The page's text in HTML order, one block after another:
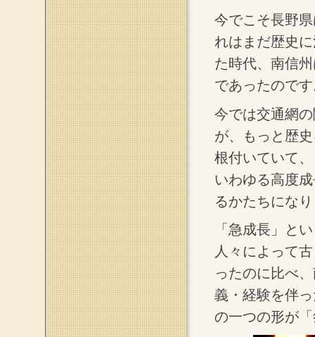
今でこそ長野
れはまだ歴史
た時代、南信
であったので
今では交通網
が、もっと歴
根付いていて
いわゆる高度
るかたちにな
「急成長」と
人々によって
ったのに比べ
義・経験を伴
の一つの形が